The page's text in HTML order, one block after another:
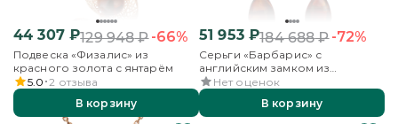
44 307₽129 948₽-66%
Подвеска «Физалис» из
красного золота с янтарём
5.0 2 отзыва
В корзину
51 953₽184 688₽-72%
Серьги «Барбарис» с
английским замком из
красного золота с янтарём и
эмалью
Нет оценок
В корзину